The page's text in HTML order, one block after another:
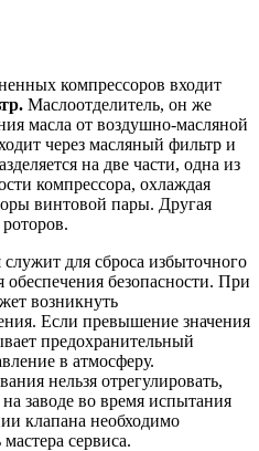
компрессоров входит
Маслоотделитель, он же
масла от воздушно-масляной
через масляный фильтр и
на две части, одна из
компрессора, охлаждая
винтовой пары. Другая
роторов.
служит для сброса избыточного
безопасности. При
возникнуть
Если превышение значения
предохранительный
в атмосферу.
нельзя отрегулировать,
на заводе во время испытания
клапана необходимо
сервиса.